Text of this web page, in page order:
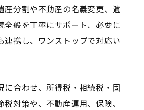
産分割や不動産の名義変更、遺
全般を丁寧にサポート、必要に
連携し、ワンストップで対応い
に合わせ、所得税・相続税・固
税対策や、不動産運用、保険、